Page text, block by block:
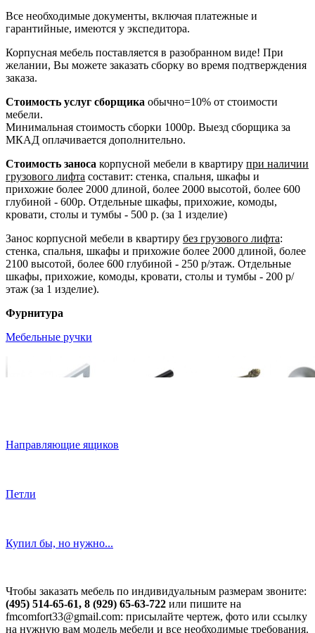
Все необходимые документы, включая платежные и
гарантийные, имеются у экспедитора.
Корпусная мебель поставляется в разобранном виде! При
желании, Вы можете заказать сборку во время подтверждения
заказа.
Стоимость услуг сборщика обычно=10% от стоимости
мебели.
Минимальная стоимость сборки 1000р. Выезд сборщика за
МКАД оплачивается дополнительно.
Стоимость заноса корпусной мебели в квартиру при наличии
грузового лифта составит: стенка, спальня, шкафы и
прихожие более 2000 длиной, более 2000 высотой, более 600
глубиной - 600р. Отдельные шкафы, прихожие, комоды,
кровати, столы и тумбы - 500 р. (за 1 изделие)
Занос корпусной мебели в квартиру без грузового лифта:
стенка, спальня, шкафы и прихожие более 2000 длиной, более
2100 высотой, более 600 глубиной - 250 р/этаж. Отдельные
шкафы, прихожие, комоды, кровати, столы и тумбы - 200 р/
этаж (за 1 изделие).
Фурнитура
Мебельные ручки
Направляющие ящиков
Петли
Купил бы, но нужно...
Чтобы заказать мебель по индивидуальным размерам звоните:
(495) 514-65-61, 8 (929) 65-63-722 или пишите на
fmcomfort33@gmail.com: присылайте чертеж, фото или ссылку
на нужную вам модель мебели и все необходимые требования.